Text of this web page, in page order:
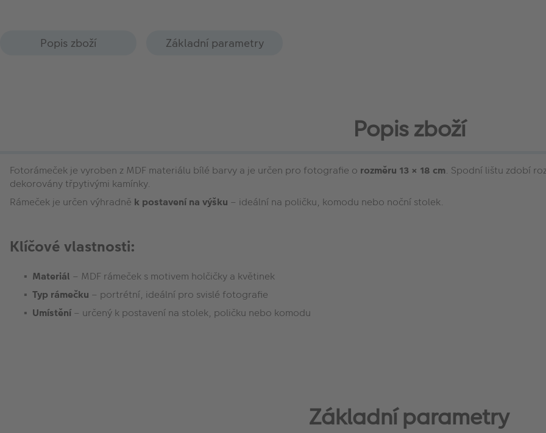
Popis zboží Základní parametry
Popis zboží
Fotorámeček je vyroben z MDF materiálu bílé barvy a je určen pro fotografie o rozměru 13 × 18 cm. Spodní lištu zdobí
dekorovány třpytivými kamínky.
Rámeček je určen výhradně k postavení na výšku – ideální na poličku, komodu nebo noční stolek.
Klíčové vlastnosti:
Materiál – MDF rámeček s motivem holčičky a květinek
Typ rámečku – portrétní, ideální pro svislé fotografie
Umístění – určený k postavení na stolek, poličku nebo komodu
Základní parametry